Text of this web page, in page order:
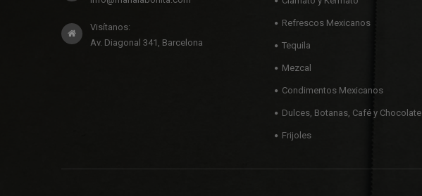
Visítanos:
Av. Diagonal 341, Barcelona
Refrescos Mexicanos
Tequila
Mezcal
Condimentos Mexicanos
Dulces, Botanas, Café y Chocolate
Frijoles